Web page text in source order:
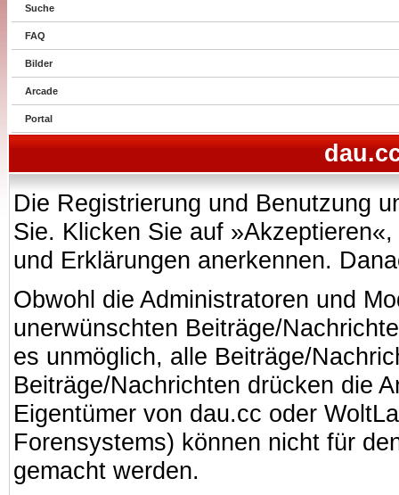
Suche
FAQ
Bilder
Arcade
Portal
Die Registrierung und Benutzung
Sie. Klicken Sie auf
und Erklärungen anerkennen.
Obwohl die Administratoren und
unerwünschten Beiträge/
es unmöglich, alle Beiträge/
Beiträge/Nachrichten drücken die
Eigentümer von dau.cc oder
Forensystems) können nicht für
gemacht werden.